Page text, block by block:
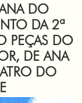
DO
DA 2ª
PEÇAS DO
DE ANA
DO